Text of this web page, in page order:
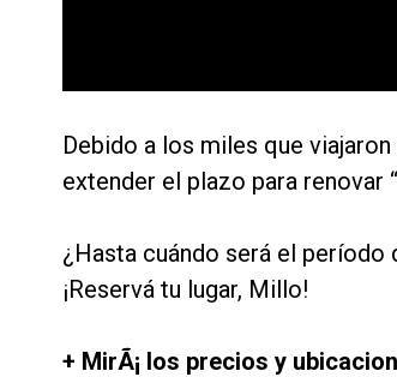
Debido a los miles que
extender el plazo para renovar
¿Hasta cuándo será el período
¡Reservá tu lugar, Millo!
+ MirÃ¡ los precios y